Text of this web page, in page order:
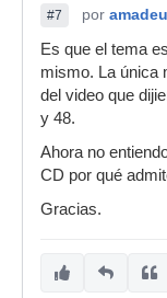
#7 por
Es que el tema
mismo. La única
del video que
y 48.
Ahora no
CD por qué
Gracias.